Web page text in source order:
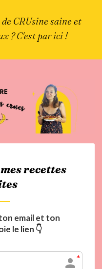
CRUsine saine et
? C'est par ici !
recettes
email et ton
le lien 👇